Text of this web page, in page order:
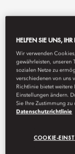
View All
AQUA
HELFEN SIE UNS,
Wir verwenden
gewährleisten, unseren
sozialen Netze zu
verschiedenen von uns
Richtlinie bietet
Einstellungen ändern.
Sie Ihre Zustimmung zu
Datenschutzrichtlinie
COOKIE-